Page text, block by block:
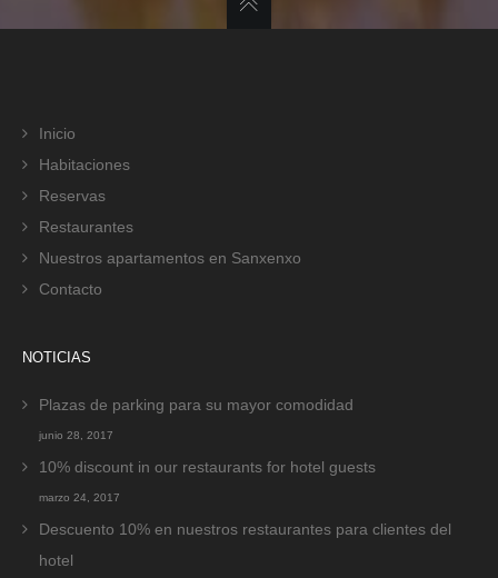
Inicio
Habitaciones
Reservas
Restaurantes
Nuestros apartamentos en Sanxenxo
Contacto
NOTICIAS
Plazas de parking para su mayor comodidad
junio 28, 2017
10% discount in our restaurants for hotel guests
marzo 24, 2017
Descuento 10% en nuestros restaurantes para clientes del
hotel